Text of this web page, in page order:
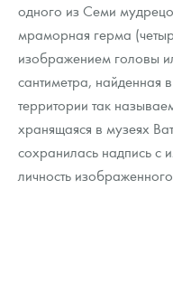
одного из Семи
мраморная герма
изображением головы
сантиметра, найденная
территории так
хранящаяся в музеях
сохранилась надпись с
личность